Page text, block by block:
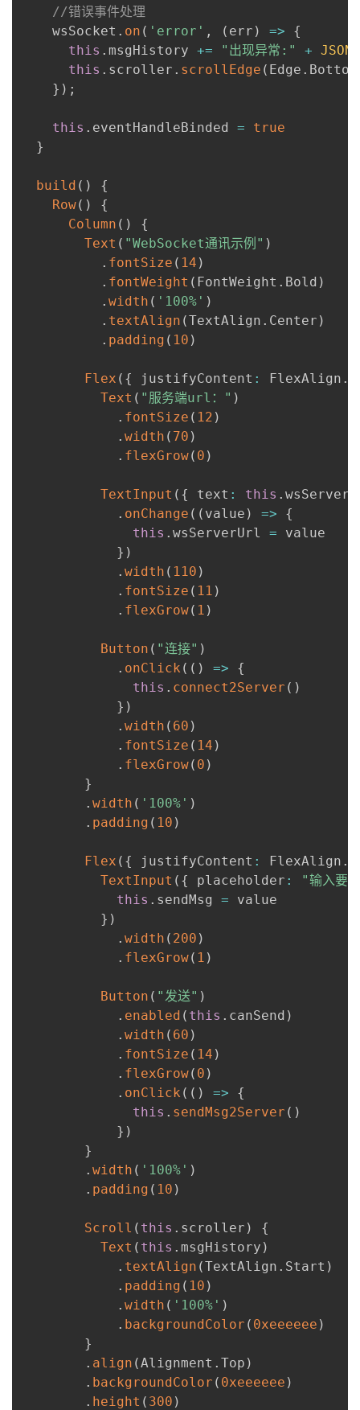
//错误事件处理
    wsSocket
. on ( 'error' , ( err ) =>
{
this . msgHistory += "出现异常:" + JSON
this . scroller . scrollEdge ( Edge . Bottom
} ) ;
this . eventHandleBinded =
true
}
build ( )
{
Row( )
{
Column ( )
{
Text ( "WebSocket通讯示例" )
. fontSize ( 14 )
. fontWeight ( FontWeight . Bold )
. width ( '100%' )
. textAlign (TextAlign . Center )
. padding ( 10 )
Flex ( { justifyContent : FlexAlign .
Text ( "服务端url：" )
. fontSize ( 12 )
. width ( 70 )
. flexGrow( 0 )
TextInput ( { text : this .
. onChange ( ( value ) =>
{
this . wsServerUrl = value
} )
. width ( 110 )
. fontSize ( 11 )
. flexGrow( 1 )
Button ( "连接" )
. onClick ( ( ) =>
{
this . connect2Server ( )
} )
. width ( 60 )
. fontSize ( 14 )
. flexGrow( 0 )
}
. width ( '100%' )
. padding ( 10 )
Flex ( { justifyContent : FlexAlign .
TextInput ( { placeholder :
"输入要
this . sendMsg = value
} )
. width ( 200 )
. flexGrow( 1 )
Button ( "发送" )
. enabled ( this . canSend )
. width ( 60 )
. fontSize ( 14 )
. flexGrow( 0 )
. onClick ( ( ) =>
{
this . sendMsg2Server ( )
} )
}
. width ( '100%' )
. padding ( 10 )
Scroll ( this . scroller )
{
Text ( this . msgHistory )
. textAlign (TextAlign . Start )
. padding ( 10 )
. width ( '100%' )
. backgroundColor ( 0xeeeeee )
}
. align (Alignment . Top )
. backgroundColor ( 0xeeeeee )
. height ( 300 )